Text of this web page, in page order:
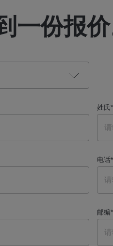
一份报价
姓氏*
电话*
邮编*